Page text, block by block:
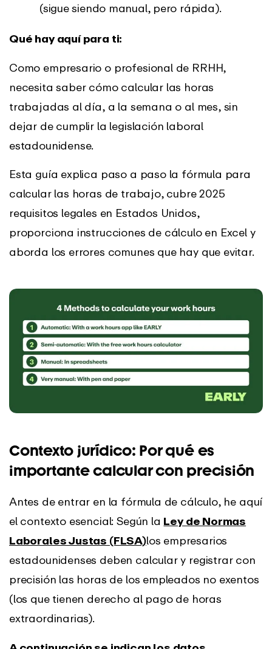
(sigue siendo manual, pero rápida).
Qué hay aquí para ti:
Como empresario o profesional de RRHH,
necesita saber cómo calcular las horas
trabajadas al día, a la semana o al mes, sin
dejar de cumplir la legislación laboral
estadounidense.
Esta guía explica paso a paso la fórmula para
calcular las horas de trabajo, cubre 2025
requisitos legales en Estados Unidos,
proporciona instrucciones de cálculo en Excel y
aborda los errores comunes que hay que evitar.
Contexto jurídico: Por qué es
importante calcular con precisión
Antes de entrar en la fórmula de cálculo, he aquí
el contexto esencial: Según la Ley de Normas
Laborales Justas (FLSA)los empresarios
estadounidenses deben calcular y registrar con
precisión las horas de los empleados no exentos
(los que tienen derecho al pago de horas
extraordinarias).